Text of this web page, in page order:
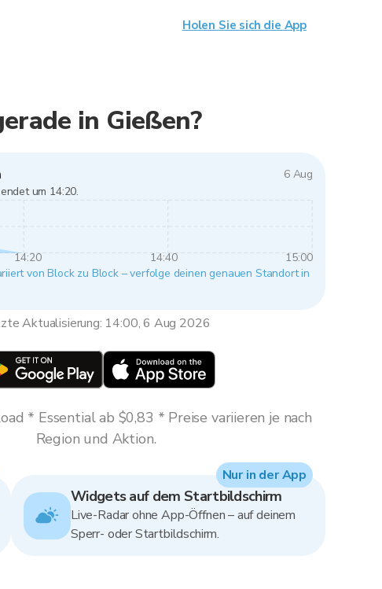
in Gießen?
6 Aug
um 14:20.
14:20 14:40
15:00
von Block zu Block – verfolge deinen genauen Standort in
Aktualisierung: 14:00, 6 Aug 2026
* Essential ab $0,83 * Preise variieren je nach
Region und Aktion.
Widgets auf dem Startbildschirm
Live-Radar ohne App-Öffnen – auf deinem
Sperr- oder Startbildschirm.
Nur in der App
Holen Sie sich die App